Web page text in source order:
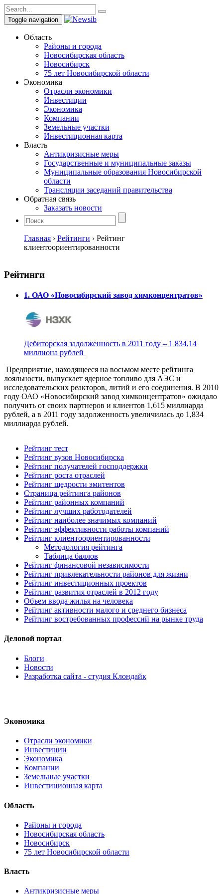
Toggle navigation
Область
Районы и города
Новосибирская область
Новосибирск
75 лет Новосибирской области
Экономика
Отрасли экономики
Инвестиции
Экономика
Компании
Земельные участки
Инвестиционная карта
Власть
Антикризисные меры
Государственные и муниципальные заказы
Муниципальные образования Новосибирской
области
Трансляции заседаний правительства
Обратная связь
Заказать новости
Главная › Рейтинги › Рейтинг
клиентоориентированности
Рейтинги
1. ОАО «Новосибирский завод химконцентратов»
Дебиторская задолженность в 2011 году – 1 834,14
миллиона рублей
Предприятие, находящееся на восьмом месте рейтинга
лояльности, выпускает ядерное топливо для АЭС и
исследовательских реакторов, литий и его соединения. В 2010
году ОАО «Новосибирский завод химконцентратов» ожидало
получить от своих партнеров и клиентов 1,615 миллиарда
рублей, а в 2011 году задолженность увеличилась до 1,834
миллиарда рублей.
Рейтинг тест
Рейтинг вузов Новосибирска
Рейтинг получателей господдержки
Рейтинг роста отраслей
Рейтинг щедрости эмитентов
Страница рейтинга районов
Рейтинг районных компаний
Рейтинг лучших работодателей
Рейтинг наиболее значимых компаний
Рейтинг эффективности работы компаний
Рейтинг клиентоориентированности
Методология рейтинга
Таблица баллов
Рейтинг финансовой независимости
Рейтинг привлекательности районов для жизни
Рейтинг инвестиционных проектов
Рейтинг развития отраслей в 2012 году
Объем ввода жилья на человека
Рейтинг активности малого и среднего бизнеса
Рейтинг востребованных профессий на рынке труда
Деловой портал
Блоги
Новости
Разработка сайта - студия Клондайк
Экономика
Отрасли экономики
Инвестиции
Экономика
Компании
Земельные участки
Инвестиционная карта
Область
Районы и города
Новосибирская область
Новосибирск
75 лет Новосибирской области
Власть
Антикризисные меры